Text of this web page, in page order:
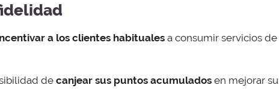
a los clientes habituales a consumir servicios de
de canjear sus puntos acumulados en mejorar su